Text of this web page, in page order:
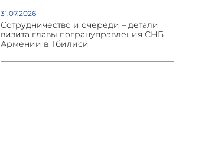
31.07.2026
Сотрудничество и очереди – детали
визита главы погрануправления СНБ
Армении в Тбилиси